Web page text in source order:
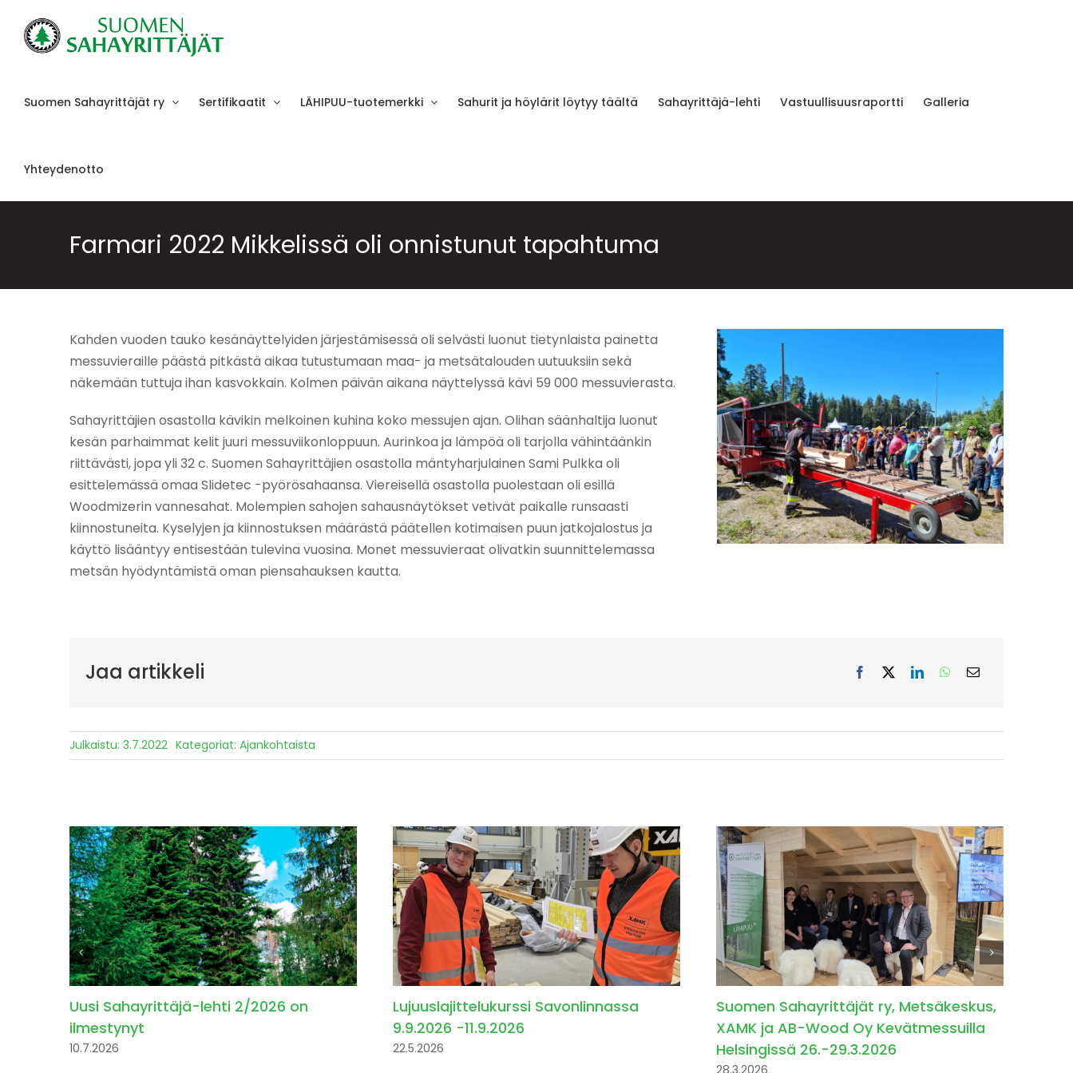
content
Suomen Sahayrittäjät ry Sertifikaatit LÄHIPUU-tuotemerkki Sahurit ja höylärit löytyy täältä Sahayrittäjä-lehti Vastuullisuusraportti Galleria
Yhteydenotto
Farmari 2022 Mikkelissä oli onnistunut tapahtuma
Kahden vuoden tauko kesänäyttelyiden järjestämisessä oli selvästi luonut tietynlaista painetta
messuvieraille päästä pitkästä aikaa tutustumaan maa- ja metsätalouden uutuuksiin sekä
näkemään tuttuja ihan kasvokkain. Kolmen päivän aikana näyttelyssä kävi 59 000 messuvierasta.
Sahayrittäjien osastolla kävikin melkoinen kuhina koko messujen ajan. Olihan säänhaltija luonut
kesän parhaimmat kelit juuri messuviikonloppuun. Aurinkoa ja lämpöä oli tarjolla vähintäänkin
riittävästi, jopa yli 32 c. Suomen Sahayrittäjien osastolla mäntyharjulainen Sami Pulkka oli
esittelemässä omaa Slidetec -pyörösahaansa. Viereisellä osastolla puolestaan oli esillä
Woodmizerin vannesahat. Molempien sahojen sahausnäytökset vetivät paikalle runsaasti
kiinnostuneita. Kyselyjen ja kiinnostuksen määrästä päätellen kotimaisen puun jatkojalostus ja
käyttö lisääntyy entisestään tulevina vuosina. Monet messuvieraat olivatkin suunnittelemassa
metsän hyödyntämistä oman piensahauksen kautta.
Jaa artikkeli
Julkaistu: 3.7.2022 Kategoriat: Ajankohtaista
Uusi Sahayrittäjä-lehti 2/2026 on
ilmestynyt
10.7.2026
Lujuuslajittelukurssi Savonlinnassa
9.9.2026 -11.9.2026
22.5.2026
Suomen Sahayrittäjät ry, Metsäkeskus,
XAMK ja AB-Wood Oy Kevätmessuilla
Helsingissä 26.-29.3.2026